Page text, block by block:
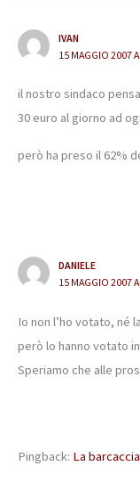
IVAN
15 MAGGIO 2007
il nostro sindaco
30 euro al giorno ad
però ha preso il 62%
DANIELE
15 MAGGIO 2007
Io non l’ho votato, né
però lo hanno votato
Speriamo che alle
Pingback: La